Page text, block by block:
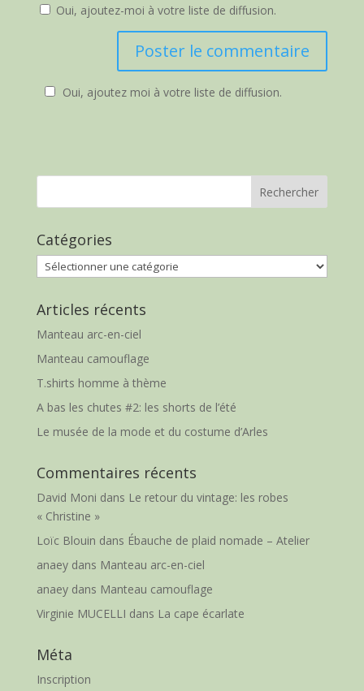
Oui, ajoutez-moi à votre liste de diffusion.
Oui, ajoutez moi à votre liste de diffusion.
Catégories
Catégories
Articles récents
Manteau arc-en-ciel
Manteau camouflage
T.shirts homme à thème
A bas les chutes #2: les shorts de l’été
Le musée de la mode et du costume d’Arles
Commentaires récents
David Moni dans Le retour du vintage: les robes
« Christine »
Loïc Blouin dans Ébauche de plaid nomade – Atelier
anaeydans Manteau arc-en-ciel
anaeydans Manteau camouflage
Virginie MUCELLI dans La cape écarlate
Méta
Inscription